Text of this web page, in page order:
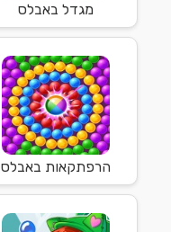
מגדל באבלס
הרפתקאות באבלס